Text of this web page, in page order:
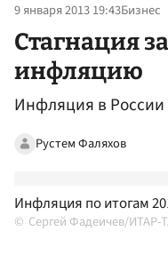
9 января 2013 19:43Бизнес
Стагнация
инфляцию
Инфляция в России
Рустем Фаляхов
Инфляция по итогам
Сергей Фадеичев/ИТАР-